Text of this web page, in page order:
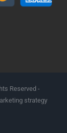
Reserved -
strategy